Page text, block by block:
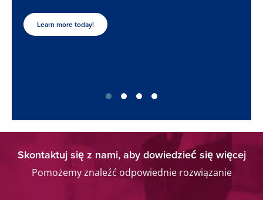
Learn more today!
Skontaktuj się z nami, aby dowiedzieć się więcej
Pomożemy znaleźć odpowiednie rozwiązanie